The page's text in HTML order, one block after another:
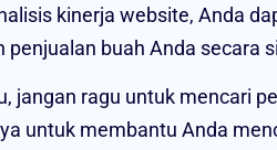
kinerja website, Anda
penjualan buah Anda secara
jangan ragu untuk mencari
untuk membantu Anda